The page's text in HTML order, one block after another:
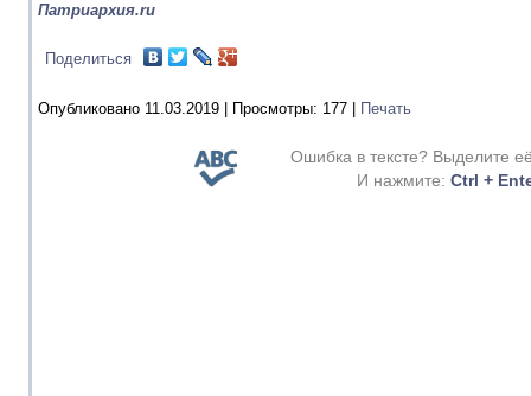
Патриархия.ru
Поделиться
Опубликовано 11.03.2019 | Просмотры: 177 | Печать
Ошибка в тексте? Выделите
И нажмите: Ctrl +